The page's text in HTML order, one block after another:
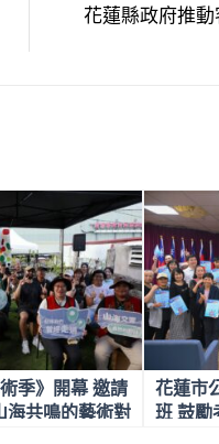
花蓮縣政府推
季》開幕 邀請
海共鳴的藝術對
花蓮市
班 鼓勵